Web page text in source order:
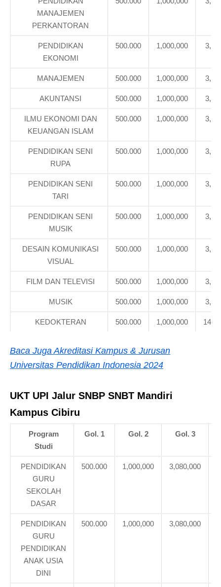
MANAJEMEN
PERKANTORAN
PENDIDIKAN
EKONOMI
500.000 1,000,000
MANAJEMEN 500.000 1,000,000
AKUNTANSI 500.000 1,000,000
ILMU EKONOMI DAN
KEUANGAN ISLAM
500.000 1,000,000
PENDIDIKAN SENI
RUPA
500.000 1,000,000
PENDIDIKAN SENI
TARI
500.000 1,000,000
PENDIDIKAN SENI
MUSIK
500.000 1,000,000
DESAIN KOMUNIKASI
VISUAL
500.000 1,000,000
FILM DAN TELEVISI 500.000 1,000,000
MUSIK 500.000 1,000,000
KEDOKTERAN 500.000 1,000,000
Baca Juga Akreditasi Kampus & Jurusan
Universitas Pendidikan Indonesia 2024
UKT UPI Jalur SNBP SNBT Mandiri
Kampus Cibiru
Program
Studi
Gol. 1 Gol. 2 Gol. 3
PENDIDIKAN
GURU
SEKOLAH
DASAR
500.000 1,000,000 3,080,000
PENDIDIKAN
GURU
PENDIDIKAN
ANAK USIA
DINI
500.000 1,000,000 3,080,000